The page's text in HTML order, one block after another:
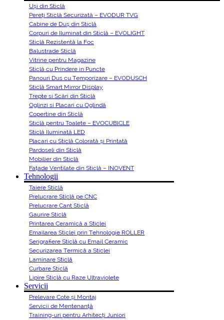
Uși din Sticlă
Pereți Sticlă Securizată – EVODUR TVG
Cabine de Duș din Sticlă
Corpuri de Iluminat din Sticlă – EVOLIGHT
Sticlă Rezistentă la Foc
Balustrade Sticlă
Vitrine pentru Magazine
Sticlă cu Prindere in Puncte
Panouri Dus cu Temporizare – EVODUSCH
Sticlă Smart Mirror Display
Trepte si Scări din Sticlă
Oglinzi si Placari cu Oglindă
Copertine din Sticlă
Sticlă pentru Toalete – EVOCUBICLE
Sticlă Iluminată LED
Placari cu Sticlă Colorată și Printată
Pardoseli din Sticlă
Mobilier din Sticlă
Fațade Ventilate din Sticlă – INOVENT
Tehnologii
Taiere Sticlă
Prelucrare Sticlă pe CNC
Prelucrare Cant Sticlă
Gaurire Sticlă
Printarea Ceramică a Sticlei
Emailarea Sticlei prin Tehnologie ROLLER
Serigrafiere Sticlă cu Email Ceramic
Securizarea Termică a Sticlei
Laminare Sticlă
Curbare Sticlă
Lipire Sticlă cu Raze Ultraviolete
Servicii
Prelevare Cote și Montaj
Servicii de Mentenanță
Training-uri pentru Arhitecți Juniori